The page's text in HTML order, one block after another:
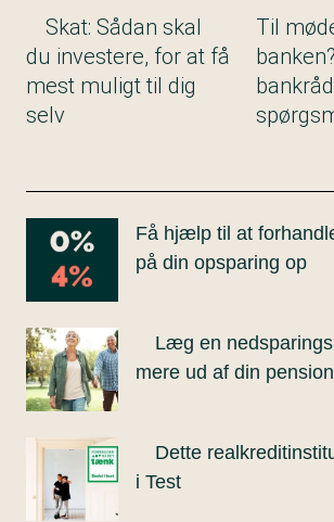
Skat: Sådan skal
du investere, for at få
mest muligt til dig
selv
Til
Få hjælp til at
på din opsparing op
Læg en
mere ud af din pension
Dette
i Test